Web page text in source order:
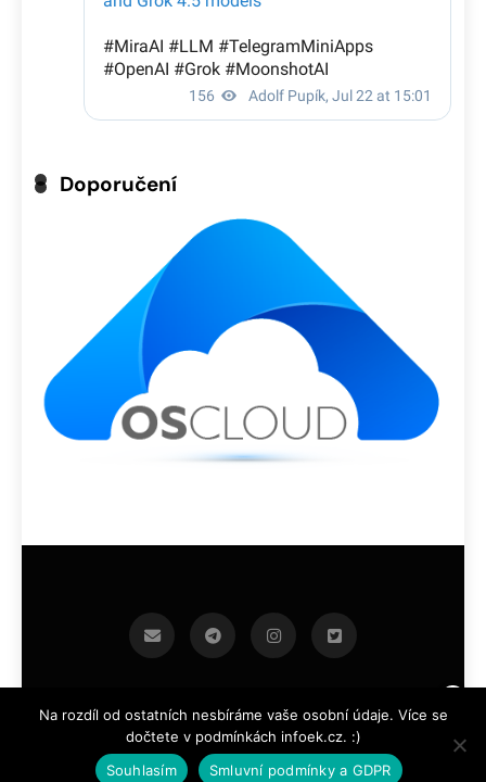
Doporučení
infoek.cz 2026.Developed By BlazeThemes .
Na rozdíl od ostatních nesbíráme vaše osobní údaje. Více se
dočtete v podmínkách infoek.cz. :)
Souhlasím
Smluvní podmínky a GDPR